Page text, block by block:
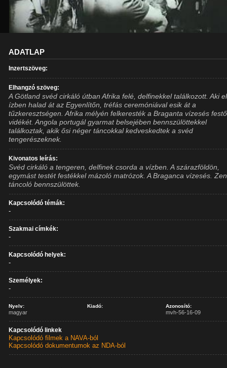
ADATLAP
Inzertszöveg:
Elhangzó szöveg:
A Götland svéd cirkáló útban Afrika felé, delfinekkel találkozott. Aki
ízben halad át az Egyenlítőn, tréfás ceremóniával esik át a
tűzkeresztségen. Afrika mélyén felkeresték a Braganta vízesés
vidékét. Angola portugál gyarmat belsejében bennszülöttekkel
találkoztak, akik ősi néger táncokkal kedveskedtek a svéd
tengerészeknek.
Kivonatos leírás:
Svéd cirkáló a tengeren, delfinek csorda a vízben. A szárazföldön,
egymást testét festékkel mázoló matrózok. A Braganca vízesés.
táncoló bennszülöttek.
Kapcsolódó témák:
-
Szakmai címkék:
-
Kapcsolódó helyek:
-
Személyek:
-
Nyelv:
magyar
Kiadó: Azonosító:
mvh-56-16-09
Kapcsolódó linkek
Kapcsolódó filmek a NAVA-ból
Kapcsolódó dokumentumok az NDA-ból